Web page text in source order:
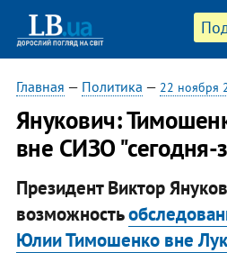
Главная — Политика — 22 ноября
Янукович:
вне СИЗО "сегодня-
Президент Виктор
возможность
Юлии Тимошенко вне